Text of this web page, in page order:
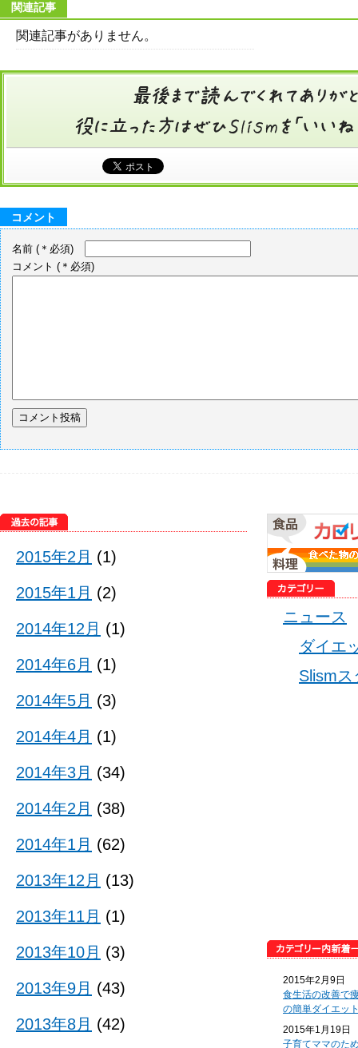
関連記事
関連記事がありません。
コメント
名前 (＊必須)
コメント (＊必須)
ニュース
ダイエ
Slism
2015年2月9日
食生活の改善で
の簡単ダイエッ
2015年1月19日
子育てママのた
2015年2月 (1)
2015年1月 (2)
2014年12月 (1)
2014年6月 (1)
2014年5月 (3)
2014年4月 (1)
2014年3月 (34)
2014年2月 (38)
2014年1月 (62)
2013年12月 (13)
2013年11月 (1)
2013年10月 (3)
2013年9月 (43)
2013年8月 (42)